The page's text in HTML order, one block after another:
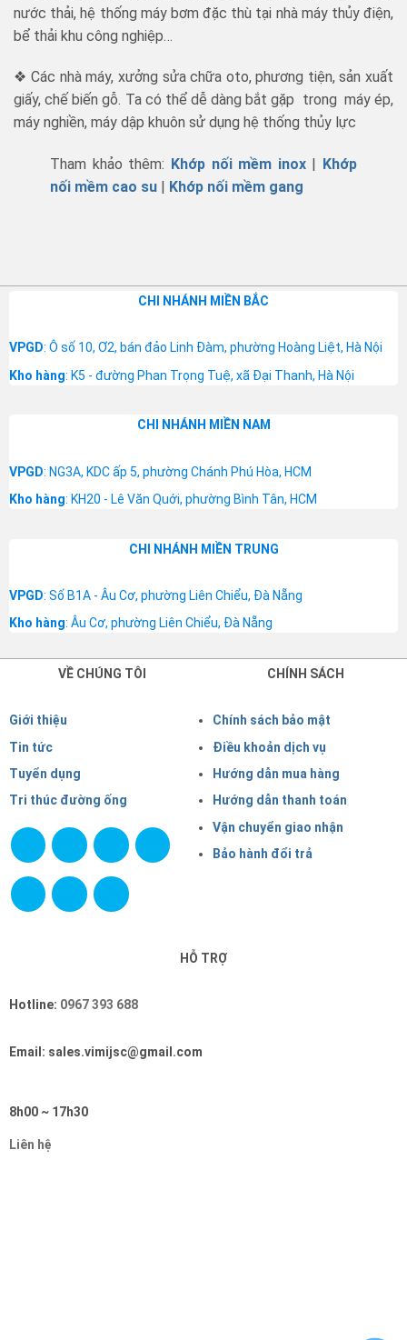
nước thải, hệ thống máy bơm đặc thù tại nhà máy thủy điện,
bể thải khu công nghiệp…
❖ Các nhà máy, xưởng sửa chữa oto, phương tiện, sản xuất
giấy, chế biến gỗ. Ta có thể dễ dàng bắt gặp trong máy ép,
máy nghiền, máy dập khuôn sử dụng hệ thống thủy lực
Tham khảo thêm: Khớp nối mềm inox|
Khớp
nối mềm cao su
Khớp nối mềm gang
CHI NHÁNH MIỀN BẮC
VPGD: Ô số 10, Ơ2, bán đảo Linh Đàm, phường Hoàng Liệt, Hà Nội
Kho hàng: K5 - đường Phan Trọng Tuệ, xã Đại Thanh, Hà Nội
CHI NHÁNH MIỀN NAM
VPGD: NG3A, KDC ấp 5, phường Chánh Phú Hòa, HCM
Kho hàng: KH20 - Lê Văn Quới, phường Bình Tân, HCM
CHI NHÁNH MIỀN TRUNG
VPGD: Số B1A - Âu Cơ, phường Liên Chiểu, Đà Nẵng
Kho hàng: Âu Cơ, phường Liên Chiểu, Đà Nẵng
VỀ CHÚNG TÔI
Giới thiệu
Tin tức
Tuyển dụng
Tri thúc đường ống
CHÍNH SÁCH
Chính sách bảo mật
Điều khoản dịch vụ
Hướng dẫn mua hàng
Hướng dẫn thanh toán
Vận chuyển giao nhận
Bảo hành đổi trả
HỖ TRỢ
Hotline: 0967 393 688
Email: sales.vimijsc@gmail.com
8h00 ~ 17h30
Liên hệ